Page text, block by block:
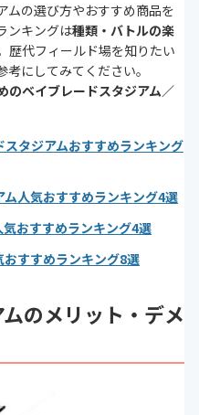
ムの選び方やおすすめ商品を
ンキングは種類・バトルの楽
歴代フィールド場を知りたい
にしてみてください。
のベイブレードスタジアム／
タジアムおすすめランキング
人気おすすめランキング4選
おすすめランキング4選
すすめランキング8選
のメリット・デメ